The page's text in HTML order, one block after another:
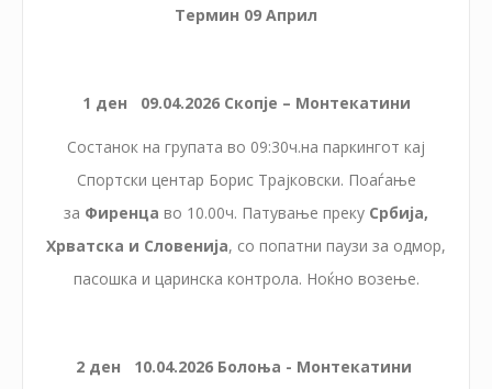
Термин 09 Април
1 ден 09.04.2026 Скопје – Монтекатини
Состанок на групата во 09:30ч.на паркингот кај
Спортски центар Борис Трајковски. Поаѓање
за Фиренца во 10.00ч. Патување преку Србија,
Хрватска и Словенија, со попатни паузи за одмор,
пасошка и царинска контрола. Ноќно возење.
2 ден 10.04.2026 Болоња - Монтекатини